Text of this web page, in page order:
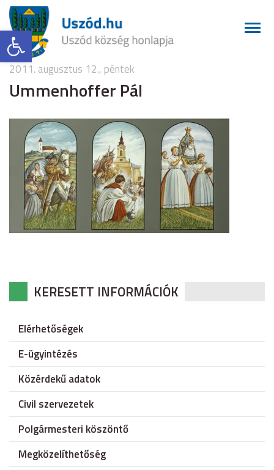
Eszköztár megnyitása
2011. augusztus 12., péntek
Ummenhoffer Pál
KERESETT INFORMÁCIÓK
Elérhetőségek
E-ügyintézés
Közérdekű adatok
Civil szervezetek
Polgármesteri köszöntő
Megközelíthetőség